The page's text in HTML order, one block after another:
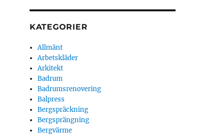
KATEGORIER
Allmänt
Arbetskläder
Arkitekt
Badrum
Badrumsrenovering
Balpress
Bergspräckning
Bergsprängning
Bergvärme